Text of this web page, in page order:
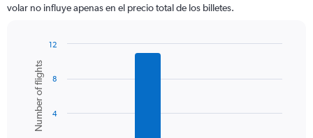
The
axis
displaying
values.
Range:
volar no influye apenas en el precio total de los billetes.
chart
with
bars.
The
Chart
graphic.
Number of flights 4
8
12